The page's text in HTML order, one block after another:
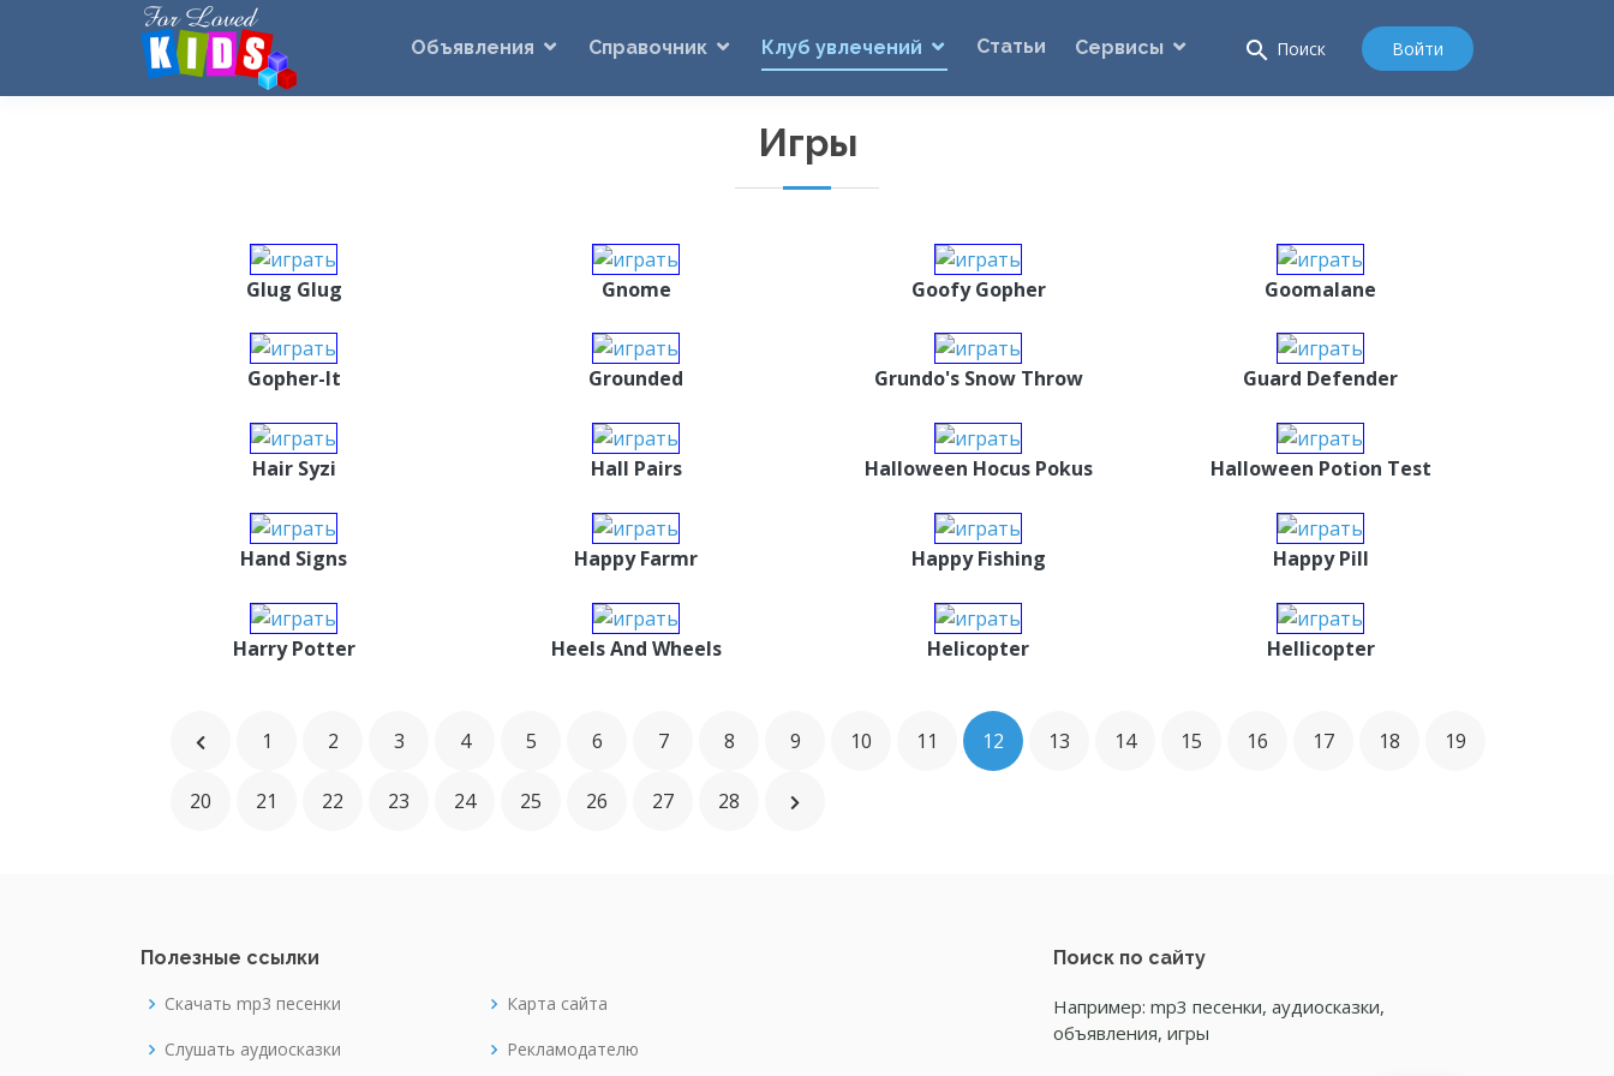
Объявления Справочник Клуб увлечений Статьи Сервисы search Поиск Войти
Игры
Glug Glug Gnome Goofy Gopher Goomalane
Gopher-It Grounded Grundo's Snow Throw Guard Defender
Hair Syzi Hall Pairs Halloween Hocus Pokus Halloween Potion Test
Hand Signs Happy Farmr Happy Fishing Happy Pill
Harry Potter Heels And Wheels Helicopter Hellicopter
1 2 3 4 5 6 7 8 9 10 11 12 13 14 15 16 17 18 19
20 21 22 23 24 25 26 27 28
Полезные ссылки
Скачать mp3 песенки
Слушать аудиосказки
Карта сайта
Рекламодателю
Поиск по сайту
Например: mp3 песенки, аудиосказки,
объявления, игры